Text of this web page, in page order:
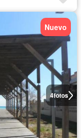
4fotos
Nuevo